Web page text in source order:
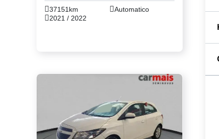
37151km
Automatico
2021 / 2022